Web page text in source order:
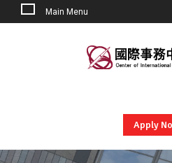
Main Menu
Apply